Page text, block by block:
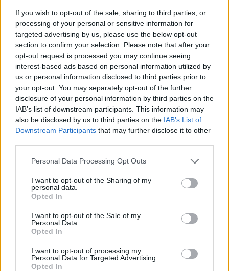
If you wish to opt-out of the sale, sharing to third parties, or
processing of your personal or sensitive information for
targeted advertising by us, please use the below opt-out
section to confirm your selection. Please note that after your
opt-out request is processed you may continue seeing
interest-based ads based on personal information utilized by
us or personal information disclosed to third parties prior to
your opt-out. You may separately opt-out of the further
disclosure of your personal information by third parties on the
IAB’s list of downstream participants. This information may
also be disclosed by us to third parties on the IAB’s List of
Downstream Participants that may further disclose it to other
Personal Data Processing Opt Outs
I want to opt-out of the Sharing of my
personal data.
Opted In
I want to opt-out of the Sale of my
Personal Data.
Opted In
I want to opt-out of processing my
Personal Data for Targeted Advertising.
Opted In